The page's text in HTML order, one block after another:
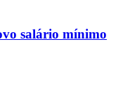
salário mínimo